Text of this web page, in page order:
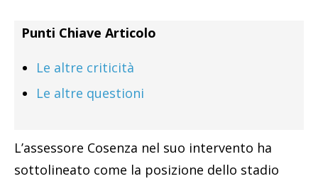
Punti Chiave Articolo
Le altre criticità
Le altre questioni
L’assessore Cosenza nel suo intervento ha
sottolineato come la posizione dello stadio